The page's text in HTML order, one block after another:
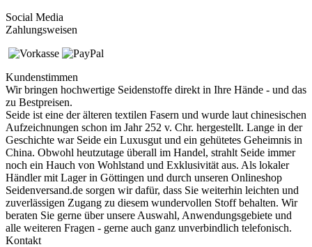
Social Media
Zahlungsweisen
Kundenstimmen
Wir bringen hochwertige Seidenstoffe direkt in Ihre Hände - und das
zu Bestpreisen.
Seide ist eine der älteren textilen Fasern und wurde laut chinesischen
Aufzeichnungen schon im Jahr 252 v. Chr. hergestellt. Lange in der
Geschichte war Seide ein Luxusgut und ein gehütetes Geheimnis in
China. Obwohl heutzutage überall im Handel, strahlt Seide immer
noch ein Hauch von Wohlstand und Exklusivität aus. Als lokaler
Händler mit Lager in Göttingen und durch unseren Onlineshop
Seidenversand.de sorgen wir dafür, dass Sie weiterhin leichten und
zuverlässigen Zugang zu diesem wundervollen Stoff behalten. Wir
beraten Sie gerne über unsere Auswahl, Anwendungsgebiete und
alle weiteren Fragen - gerne auch ganz unverbindlich telefonisch.
Kontakt